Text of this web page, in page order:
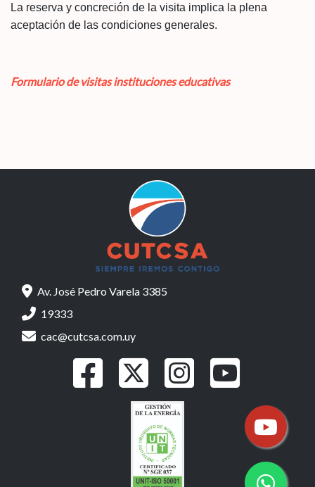
La reserva y concreción de la visita implica la plena
aceptación de las condiciones generales.
Formulario de visitas instituciones educativas
Av. José Pedro Varela 3385
19333
cac@cutcsa.com.uy